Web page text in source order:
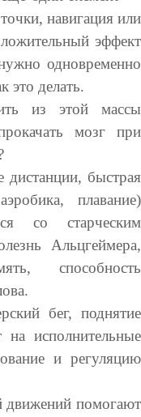
навигация или
эффект
одновременно
это делать.
из этой массы
мозг при
дистанции, быстрая
плавание)
со старческим
Альцгеймера,
способность
бег, поднятие
на исполнительные
и регуляцию
движений помогают